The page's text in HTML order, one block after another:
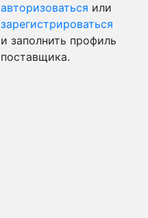
авторизоваться или
зарегистрироваться
и заполнить профиль
поставщика.